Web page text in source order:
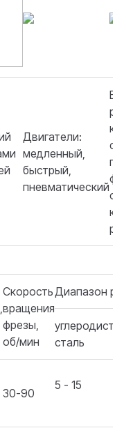
Двигатели:
медленный,
быстрый,
пневматический
Скорость
вращения
фрезы,
об/мин
Диапазон
сталь
30-90
5 - 15